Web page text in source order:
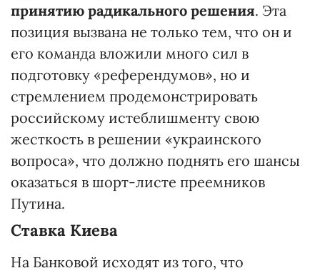
принятию радикального решения. Эта
позиция вызвана не только тем, что он и
его команда вложили много сил в
подготовку «референдумов», но и
стремлением продемонстрировать
российскому истеблишменту свою
жесткость в решении «украинского
вопроса», что должно поднять его шансы
оказаться в шорт-листе преемников
Путина.
Ставка Киева
На Банковой исходят из того, что